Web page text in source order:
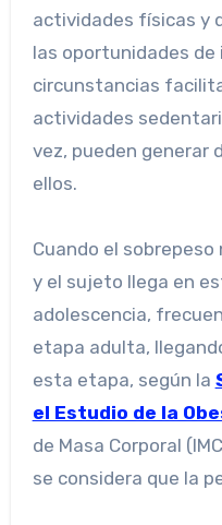
actividades físicas y
las oportunidades
circunstancias
actividades
vez, pueden generar
ellos.
Cuando el
y el sujeto llega en
adolescencia,
etapa adulta,
esta etapa, según la
el Estudio de la
de Masa Corporal
se considera que la